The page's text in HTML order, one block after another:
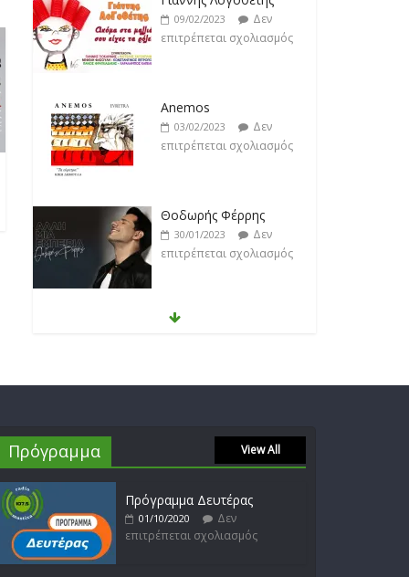
09/02/2023
Δεν
επιτρέπεται σχολιασμός
Anemos
03/02/2023
Δεν
επιτρέπεται σχολιασμός
Θοδωρής Φέρρης
30/01/2023
Δεν
επιτρέπεται σχολιασμός
Νίκος Ζιώγαλας
Δεν
επιτρέπεται σχολιασμός
Μικρές Περιπλανήσεις
Πρόγραμμα View All
Πρόγραμμα Δευτέρας
01/10/2020
Δεν
επιτρέπεται σχολιασμός